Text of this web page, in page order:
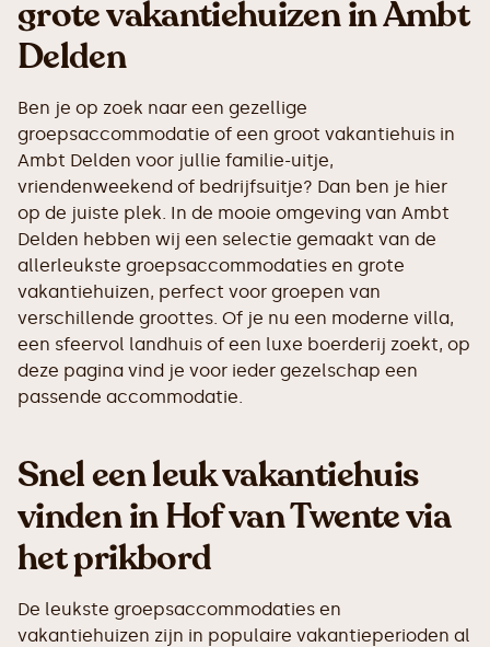
grote vakantiehuizen in Ambt
Delden
Ben je op zoek naar een gezellige
groepsaccommodatie of een groot vakantiehuis in
Ambt Delden voor jullie familie-uitje,
vriendenweekend of bedrijfsuitje? Dan ben je hier
op de juiste plek. In de mooie omgeving van Ambt
Delden hebben wij een selectie gemaakt van de
allerleukste groepsaccommodaties en grote
vakantiehuizen, perfect voor groepen van
verschillende groottes. Of je nu een moderne villa,
een sfeervol landhuis of een luxe boerderij zoekt, op
deze pagina vind je voor ieder gezelschap een
passende accommodatie.
Snel een leuk vakantiehuis
vinden in Hof van Twente via
het prikbord
De leukste groepsaccommodaties en
vakantiehuizen zijn in populaire vakantieperioden al